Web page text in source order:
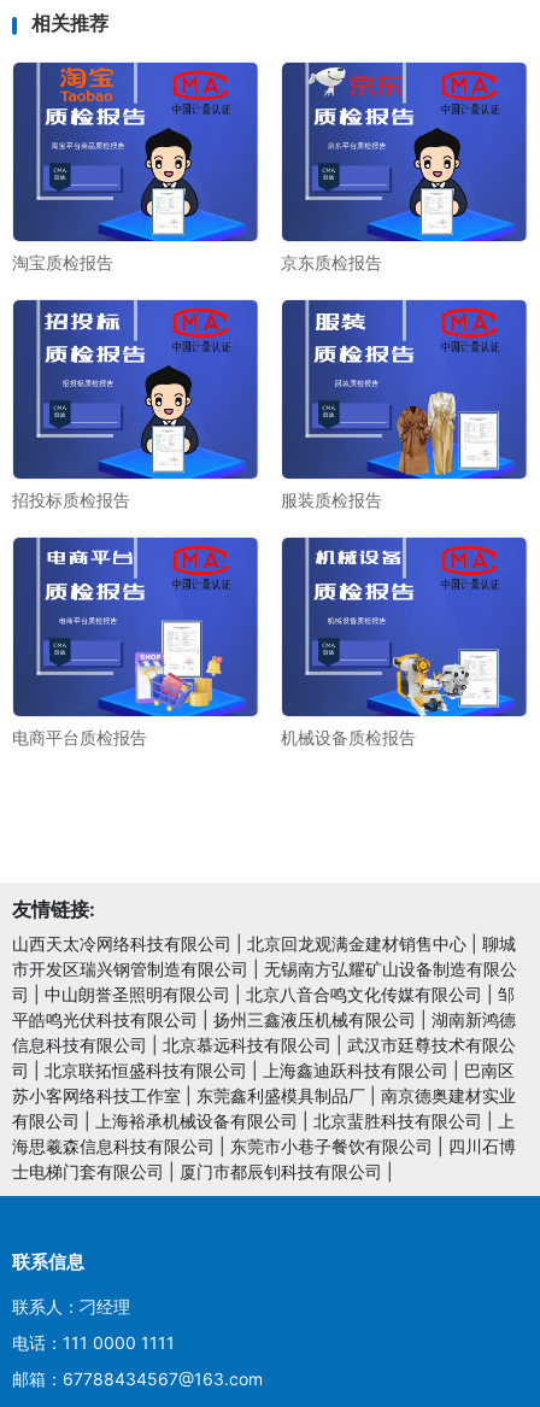
相关推荐
淘宝质检报告 京东质检报告
招投标质检报告 服装质检报告
电商平台质检报告 机械设备质检报告
友情链接:
山西天太冷网络科技有限公司 北京回龙观满金建材销售中心
聊城
市开发区瑞兴钢管制造有限公司
无锡南方弘耀矿山设备制造有限公
司
中山朗誉圣照明有限公司 北京八音合鸣文化传媒有限公司
邹
平皓鸣光伏科技有限公司
扬州三鑫液压机械有限公司
湖南新鸿德
信息科技有限公司
北京慕远科技有限公司
武汉市廷尊技术有限公
司
北京联拓恒盛科技有限公司 上海鑫迪跃科技有限公司
巴南区
苏小客网络科技工作室
东莞鑫利盛模具制品厂
南京德奥建材实业
有限公司
上海裕承机械设备有限公司 北京蜚胜科技有限公司
上
海思羲森信息科技有限公司
东莞市小巷子餐饮有限公司
四川石博
士电梯门套有限公司
厦门市都辰钊科技有限公司
联系信息
联系人：刁经理
电话：111 0000 1111
邮箱：67788434567@163.com